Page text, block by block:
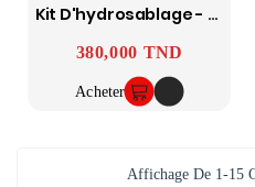
Kit D'hydrosablage - KARCHER
Prix
380,000 TND
Acheter
Affichage De 1-15